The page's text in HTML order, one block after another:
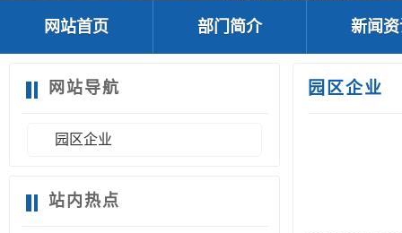
网站首页 部门简介 新闻
网站导航
园区企业
站内热点
园区企业